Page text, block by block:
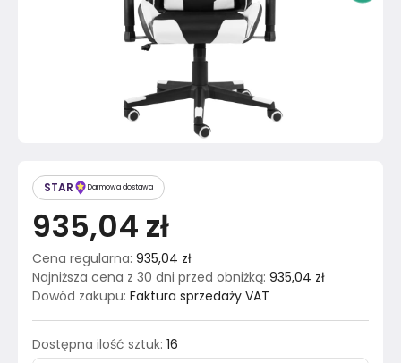
STAR Darmowa dostawa
935,04 zł
Cena regularna: 935,04 zł
Najniższa cena z 30 dni przed obniżką: 935,04 zł
Dowód zakupu: Faktura sprzedaży VAT
Dostępna ilość sztuk: 16